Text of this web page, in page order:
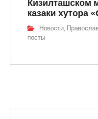
Кизилташском
казаки хутора
Новости
посты